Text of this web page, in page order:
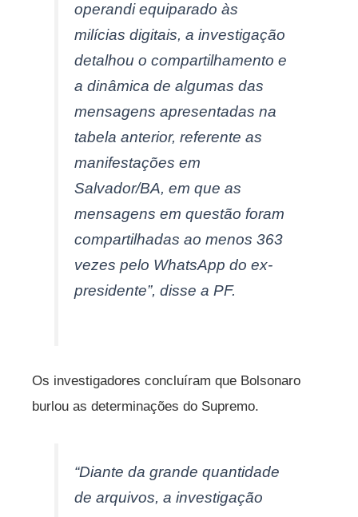
operandi equiparado às
milícias digitais, a investigação
detalhou o compartilhamento e
a dinâmica de algumas das
mensagens apresentadas na
tabela anterior, referente as
manifestações em
Salvador/BA, em que as
mensagens em questão foram
compartilhadas ao menos 363
vezes pelo WhatsApp do ex-
presidente”, disse a PF.
Os investigadores concluíram que Bolsonaro
burlou as determinações do Supremo.
“Diante da grande quantidade
de arquivos, a investigação